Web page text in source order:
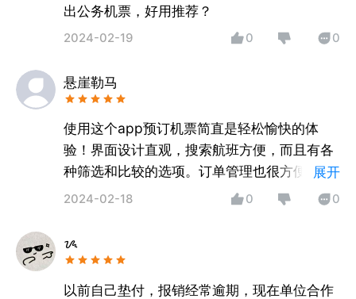
出公务机票，好用推荐？
2024-02-19 0 0
悬崖勒马
使用这个app预订机票简直是轻松愉快的体
验！界面设计直观，搜索航班方便，而且有各
种筛选和比较的选项。订单管理也很方便，让
我能够随时查看我的行程。真的是省时省力，
展开
2024-02-18 0 0
ᝰ
以前自己垫付，报销经常逾期，现在单位合作